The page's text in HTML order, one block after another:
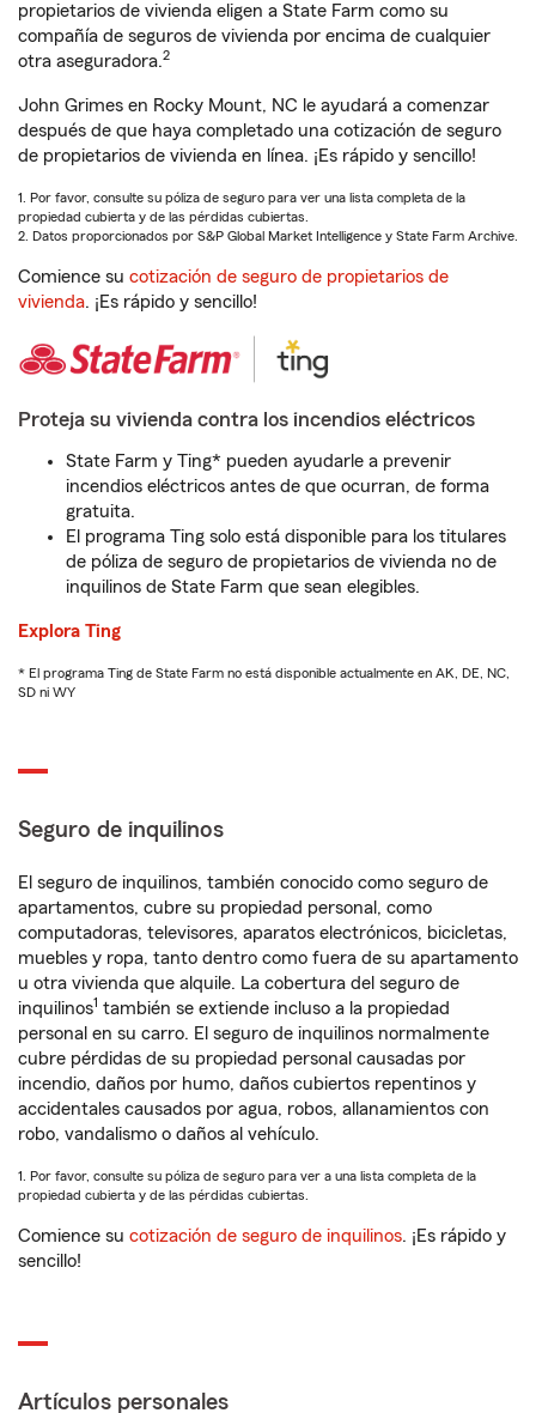
propietarios de vivienda eligen a State Farm como su
compañía de seguros de vivienda por encima de cualquier
otra aseguradora.2
John Grimes en Rocky Mount, NC le ayudará a comenzar
después de que haya completado una cotización de seguro
de propietarios de vivienda en línea. ¡Es rápido y sencillo!
1. Por favor, consulte su póliza de seguro para ver una lista completa de la
propiedad cubierta y de las pérdidas cubiertas.
2. Datos proporcionados por S&P Global Market Intelligence y State Farm Archive.
Comience su cotización de seguro de propietarios de
vivienda. ¡Es rápido y sencillo!
Proteja su vivienda contra los incendios eléctricos
State Farm y Ting* pueden ayudarle a prevenir
incendios eléctricos antes de que ocurran, de forma
gratuita.
El programa Ting solo está disponible para los titulares
de póliza de seguro de propietarios de vivienda no de
inquilinos de State Farm que sean elegibles.
Explora Ting
* El programa Ting de State Farm no está disponible actualmente en AK, DE, NC,
SD ni WY
Seguro de inquilinos
El seguro de inquilinos, también conocido como seguro de
apartamentos, cubre su propiedad personal, como
computadoras, televisores, aparatos electrónicos, bicicletas,
muebles y ropa, tanto dentro como fuera de su apartamento
u otra vivienda que alquile. La cobertura del seguro de
inquilinos1 también se extiende incluso a la propiedad
personal en su carro. El seguro de inquilinos normalmente
cubre pérdidas de su propiedad personal causadas por
incendio, daños por humo, daños cubiertos repentinos y
accidentales causados por agua, robos, allanamientos con
robo, vandalismo o daños al vehículo.
1. Por favor, consulte su póliza de seguro para ver a una lista completa de la
propiedad cubierta y de las pérdidas cubiertas.
Comience su cotización de seguro de inquilinos. ¡Es rápido y
sencillo!
Artículos personales